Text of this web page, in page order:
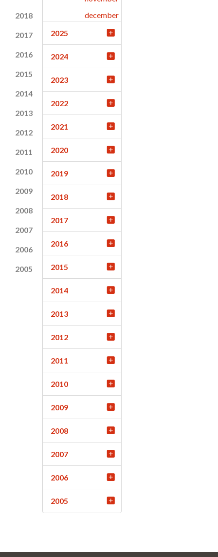
2018
2017
2016
2015
2014
2013
2012
2011
2010
2009
2008
2007
2006
2005
december
2025
2024
2023
2022
2021
2020
2019
2018
2017
2016
2015
2014
2013
2012
2011
2010
2009
2008
2007
2006
2005